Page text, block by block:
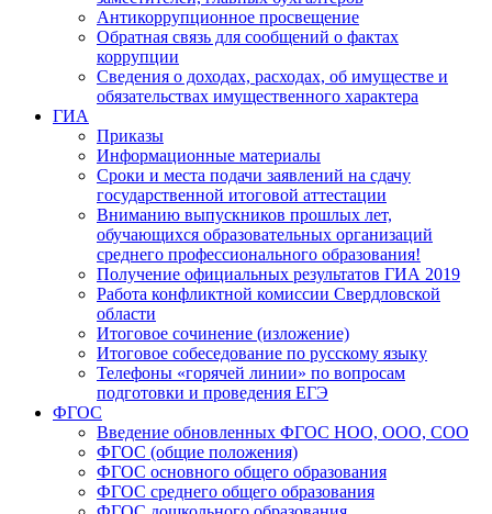
Антикоррупционное просвещение
Обратная связь для сообщений о фактах
коррупции
Сведения о доходах, расходах, об имуществе и
обязательствах имущественного характера
ГИА
Приказы
Информационные материалы
Сроки и места подачи заявлений на сдачу
государственной итоговой аттестации
Вниманию выпускников прошлых лет,
обучающихся образовательных организаций
среднего профессионального образования!
Получение официальных результатов ГИА 2019
Работа конфликтной комиссии Свердловской
области
Итоговое сочинение (изложение)
Итоговое собеседование по русскому языку
Телефоны «горячей линии» по вопросам
подготовки и проведения ЕГЭ
ФГОС
Введение обновленных ФГОС НОО, ООО, СОО
ФГОС (общие положения)
ФГОС основного общего образования
ФГОС среднего общего образования